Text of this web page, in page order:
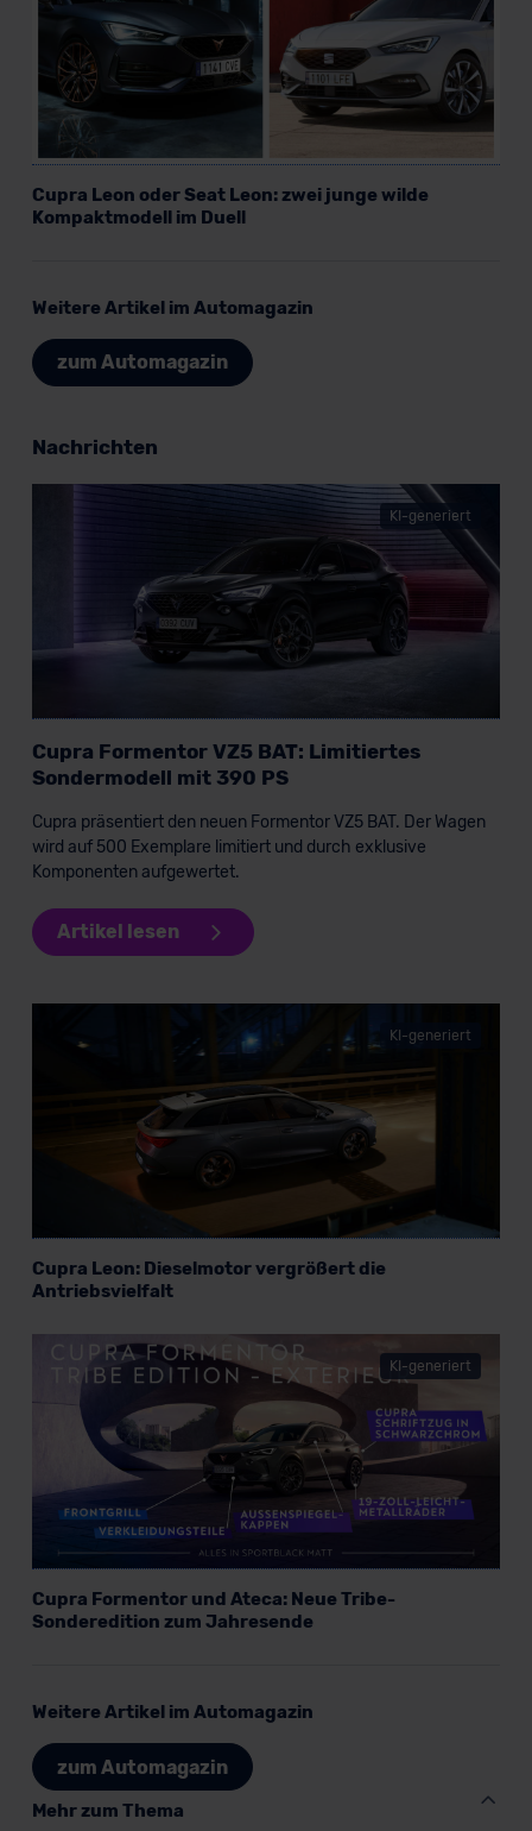
Cupra Leon oder Seat Leon: zwei junge wilde
Kompaktmodell im Duell
Weitere Artikel im Automagazin
zum Automagazin
Nachrichten
KI-generiert
Cupra Formentor VZ5 BAT: Limitiertes
Sondermodell mit 390 PS
Cupra präsentiert den neuen Formentor VZ5 BAT. Der Wagen
wird auf 500 Exemplare limitiert und durch exklusive
Komponenten aufgewertet.
Artikel lesen
KI-generiert
Cupra Leon: Dieselmotor vergrößert die
Antriebsvielfalt
KI-generiert
Cupra Formentor und Ateca: Neue Tribe-
Sonderedition zum Jahresende
Weitere Artikel im Automagazin
zum Automagazin
Mehr zum Thema